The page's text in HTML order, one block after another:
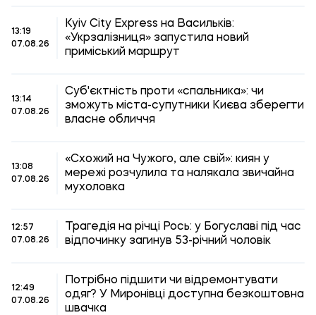
13:19
07.08.26
Kyiv City Express на Васильків:
«Укрзалізниця» запустила новий
приміський маршрут
13:14
07.08.26
Суб'єктність проти «спальника»: чи
зможуть міста-супутники Києва зберегти
власне обличчя
13:08
07.08.26
«Схожий на Чужого, але свій»: киян у
мережі розчулила та налякала звичайна
мухоловка
12:57
07.08.26
Трагедія на річці Рось: у Богуславі під час
відпочинку загинув 53-річний чоловік
12:49
07.08.26
Потрібно підшити чи відремонтувати
одяг? У Миронівці доступна безкоштовна
швачка